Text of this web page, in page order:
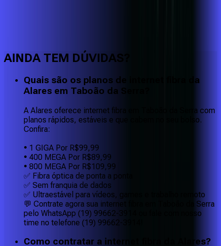
AINDA TEM DÚVIDAS?
Quais são os planos de internet fibra da
Alares em Taboão da Serra?
A Alares oferece internet fibra em Taboão da Serra com
planos rápidos, estáveis e que cabem no seu bolso.
Confira:
• 1 GIGA Por R$99,99
• 400 MEGA Por R$89,99
• 800 MEGA Por R$109,99
✅ Fibra óptica de ponta a ponta
✅ Sem franquia de dados
✅ Ultraestável para vídeos, games e trabalho remoto
💬 Contrate agora sua internet fibra em Taboão da Serra
pelo WhatsApp (19) 99662-3914 ou fale com nosso
time no telefone (19) 99662-3914!
Como contratar a internet fibra da Alares?